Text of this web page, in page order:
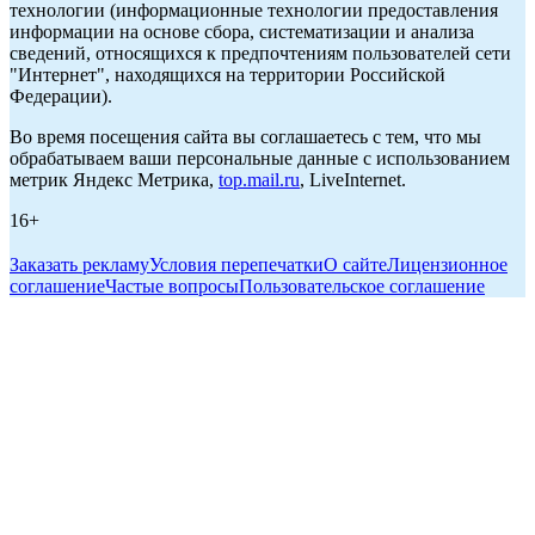
технологии (информационные технологии предоставления
информации на основе сбора, систематизации и анализа
сведений, относящихся к предпочтениям пользователей сети
"Интернет", находящихся на территории Российской
Федерации).
Во время посещения сайта вы соглашаетесь с тем, что мы
обрабатываем ваши персональные данные с использованием
метрик Яндекс Метрика, top.mail.ru, LiveInternet.
16+
Заказать рекламуУсловия перепечаткиО сайтеЛицензионное
соглашениеЧастые вопросыПользовательское соглашение